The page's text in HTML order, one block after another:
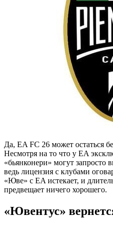
Да, EA FC 26 может остаться
Несмотря на то что у EA
«бьянконери» могут запросто
ведь лицензия с клубами
«Юве» с EA истекает, и
предвещает ничего хорошего.
«Ювентус»